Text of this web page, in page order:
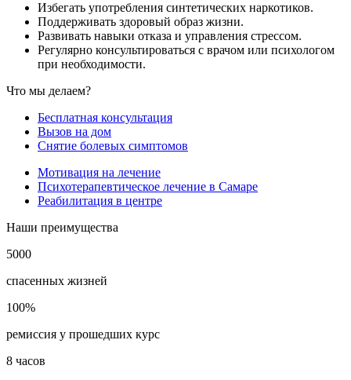
Избегать употребления синтетических наркотиков.
Поддерживать здоровый образ жизни.
Развивать навыки отказа и управления стрессом.
Регулярно консультироваться с врачом или психологом
при необходимости.
Что мы делаем?
Бесплатная консультация
Вызов на дом
Снятие болевых симптомов
Мотивация на лечение
Психотерапевтическое лечение в Самаре
Реабилитация в центре
Наши преимущества
5000
спасенных жизней
100%
ремиссия у прошедших курс
8 часов